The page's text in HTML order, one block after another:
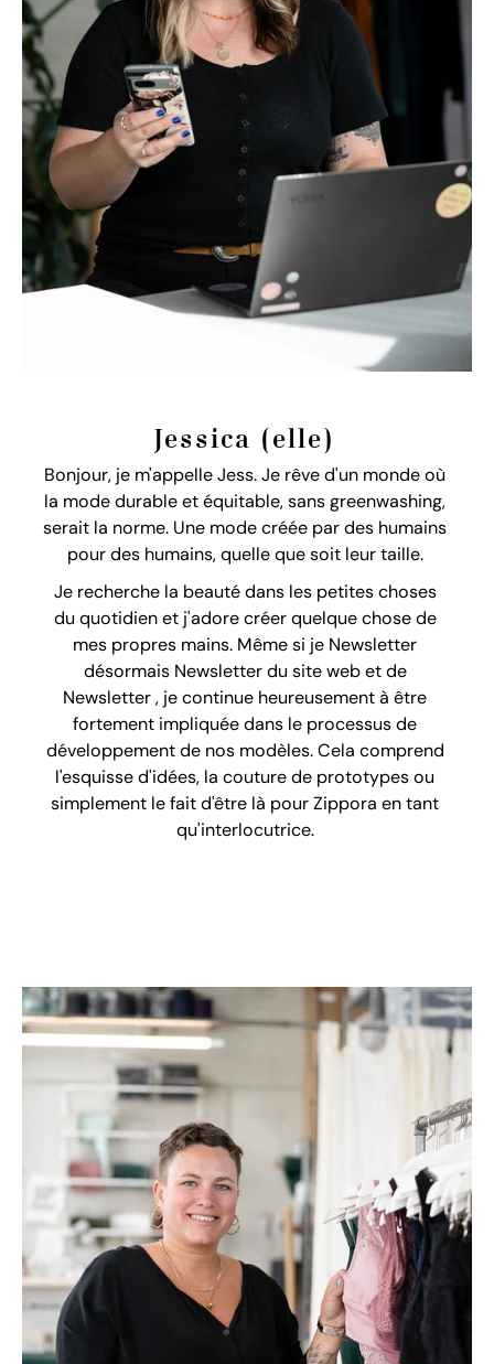
Jessica (elle)
Bonjour, je m'appelle Jess. Je rêve d'un monde où
la mode durable et équitable, sans greenwashing,
serait la norme. Une mode créée par des humains
pour des humains, quelle que soit leur taille.
Je recherche la beauté dans les petites choses
du quotidien et j'adore créer quelque chose de
mes propres mains. Même si je Newsletter
désormais Newsletter du site web et de
Newsletter , je continue heureusement à être
fortement impliquée dans le processus de
développement de nos modèles. Cela comprend
l'esquisse d'idées, la couture de prototypes ou
simplement le fait d'être là pour Zippora en tant
qu'interlocutrice.